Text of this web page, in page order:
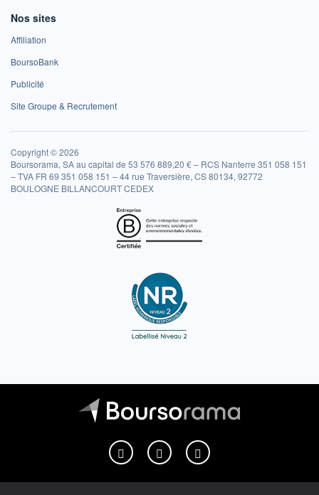
Nos sites
Affiliation
BoursoBank
Publicité
Site Groupe & Recrutement
Copyright © 2026
Boursorama, SA au capital de 53 576 889,20 € – RCS Nanterre 351 058 151
– TVA FR 69 351 058 151 – 44 rue Traversière, CS 80134, 92772
BOULOGNE BILLANCOURT CEDEX
Boursorama sur Facebook
Boursorama sur XBoursorama sur